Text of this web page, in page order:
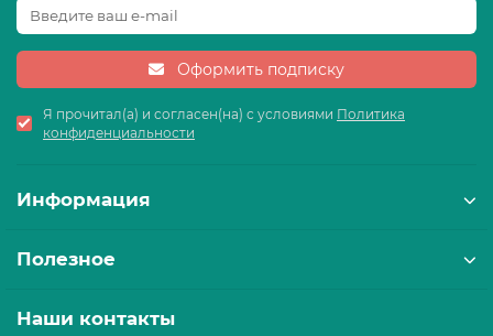
Оформить подписку
Я прочитал(а) и согласен(на) с условиями Политика
конфиденциальности
Информация
Полезное
Наши контакты